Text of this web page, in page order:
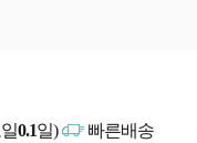
0.1일)
빠른배송